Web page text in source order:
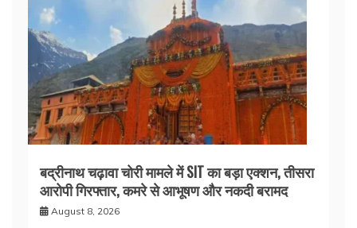
बद्रीनाथ चढ़ावा चोरी मामले में SIT का बड़ा एक्शन, तीसरा
आरोपी गिरफ्तार, कमरे से आभूषण और नकदी बरामद
August 8, 2026